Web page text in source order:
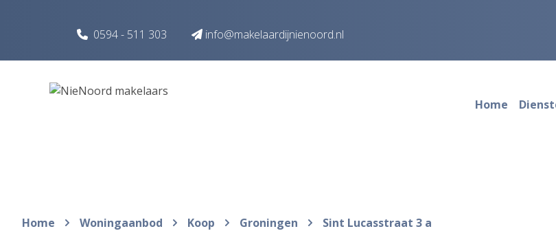
0594 - 511 303
info@makelaardijnienoord.nl
Home
Home Woningaanbod Koop Groningen Sint Lucasstraat 3 a